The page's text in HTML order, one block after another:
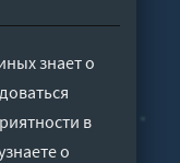
знает о
в
о